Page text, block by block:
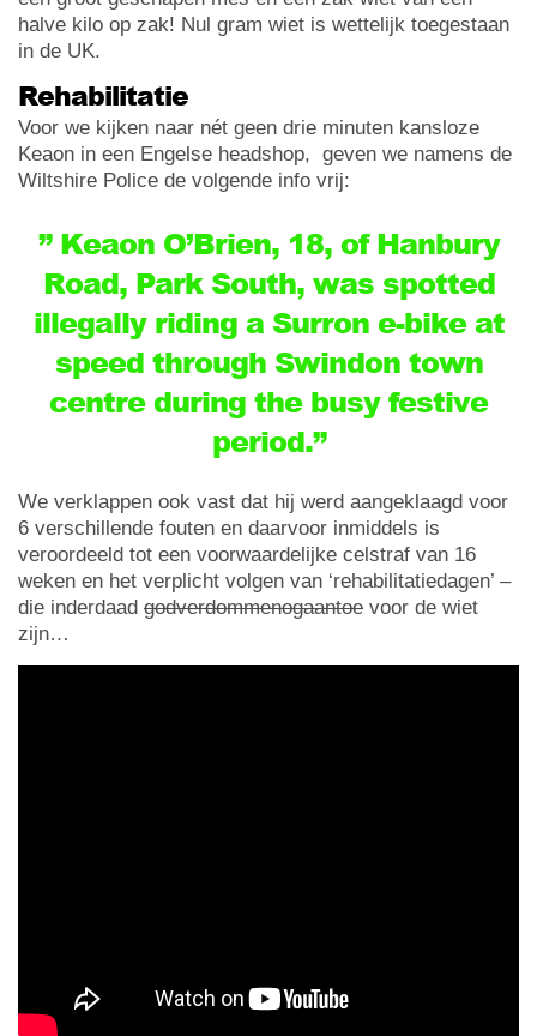
halve kilo op zak! Nul gram wiet is wettelijk toegestaan
in de UK.
Rehabilitatie
Voor we kijken naar nét geen drie minuten kansloze
Keaon in een Engelse headshop, geven we namens de
Wiltshire Police de volgende info vrij:
” Keaon O’Brien, 18, of Hanbury
Road, Park South, was spotted
illegally riding a Surron e-bike at
speed through Swindon town
centre during the busy festive
period.”
We verklappen ook vast dat hij werd aangeklaagd voor
6 verschillende fouten en daarvoor inmiddels is
veroordeeld tot een voorwaardelijke celstraf van 16
weken en het verplicht volgen van ‘rehabilitatiedagen’ –
die inderdaad godverdommenogaantoe voor de wiet
zijn…